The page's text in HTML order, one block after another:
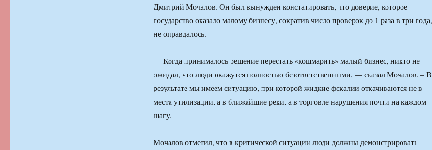
Дмитрий Мочалов. Он был вынужден констатировать, что доверие, которое
государство оказало малому бизнесу, сократив число проверок до 1 раза в три года,
не оправдалось.
— Когда принималось решение перестать «кошмарить» малый бизнес, никто не
ожидал, что люди окажутся полностью безответственными, — сказал Мочалов. – В
результате мы имеем ситуацию, при которой жидкие фекалии откачиваются не в
места утилизации, а в ближайшие реки, а в торговле нарушения почти на каждом
шагу.
Мочалов отметил, что в критической ситуации люди должны демонстрировать